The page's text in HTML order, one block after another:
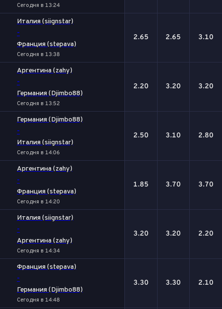
Сегодня в 13:24
Италия (siignstar)
-
Франция (stepava)
Сегодня в 13:38
2.65 2.65 3.10
Аргентина (zahy)
-
Германия (Djimbo88)
Сегодня в 13:52
2.20 3.20 3.20
Германия (Djimbo88)
-
Италия (siignstar)
Сегодня в 14:06
2.50 3.10 2.80
Аргентина (zahy)
-
Франция (stepava)
Сегодня в 14:20
1.85 3.70 3.70
Италия (siignstar)
-
Аргентина (zahy)
Сегодня в 14:34
3.20 3.20 2.20
Франция (stepava)
-
Германия (Djimbo88)
Сегодня в 14:48
3.30 3.30 2.10